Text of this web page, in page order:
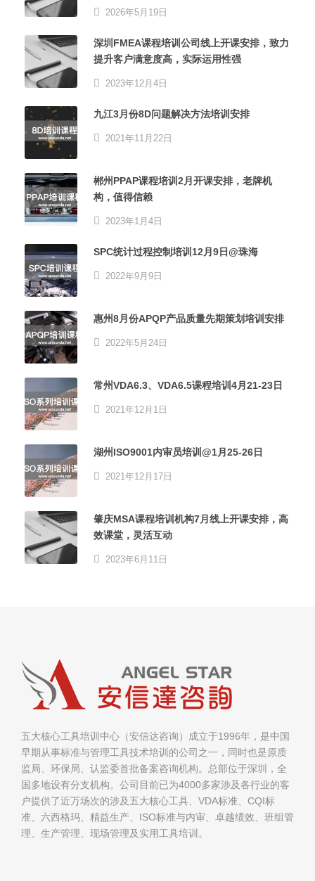
2026年5月19日
深圳FMEA课程培训公司线上开课安排，致力
提升客户满意度高，实际运用性强
2023年12月4日
九江3月份8D问题解决方法培训安排
2021年11月22日
郴州PPAP课程培训2月开课安排，老牌机
构，值得信赖
2023年1月4日
SPC统计过程控制培训12月9日@珠海
2022年9月9日
惠州8月份APQP产品质量先期策划培训安排
2022年5月24日
常州VDA6.3、VDA6.5课程培训4月21-23日
2021年12月1日
湖州ISO9001内审员培训@1月25-26日
2021年12月17日
肇庆MSA课程培训机构7月线上开课安排，高
效课堂，灵活互动
2023年6月11日
五大核心工具培训中心（安信达咨询）成立于1996年，是中国
早期从事标准与管理工具技术培训的公司之一，同时也是原质
监局、环保局、认监委首批备案咨询机构。总部位于深圳，全
国多地设有分支机构。公司目前已为4000多家涉及各行业的客
户提供了近万场次的涉及五大核心工具、VDA标准、CQI标
准、六西格玛、精益生产、ISO标准与内审、卓越绩效、班组管
理、生产管理、现场管理及实用工具培训。